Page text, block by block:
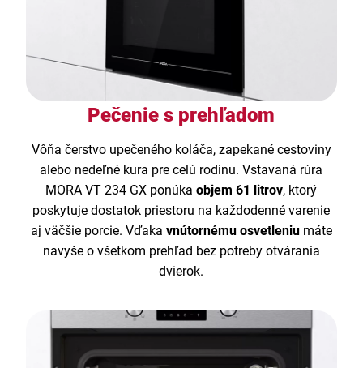
Pečenie s prehľadom
Vôňa čerstvo upečeného koláča, zapekané cestoviny
alebo nedeľné kura pre celú rodinu. Vstavaná rúra
MORA VT 234 GX ponúkaobjem 61 litrov, ktorý
poskytuje dostatok priestoru na každodenné varenie
aj väčšie porcie. Vďaka vnútornému osvetleniumáte
navyše o všetkom prehľad bez potreby otvárania
dvierok.